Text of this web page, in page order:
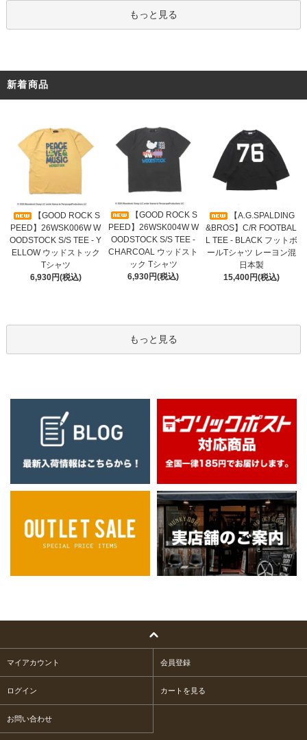
もっと見る
新着商品
【GOOD ROCK S
PEED】26WSK006W W
OODSTOCK S/S TEE - Y
ELLOW ウッドストック
Tシャツ
6,930円(税込)
【GOOD ROCK S
PEED】26WSK004W W
OODSTOCK S/S TEE -
CHARCOAL ウッドスト
ック Tシャツ
6,930円(税込)
【A.G.SPALDING
&BROS】C/R FOOTBAL
L TEE - BLACK フットボ
ールTシャツ レーヨン混
日本製
15,400円(税込)
もっと見る
マイアカウント 会員登録
ログイン カートを見る
お問い合わせ